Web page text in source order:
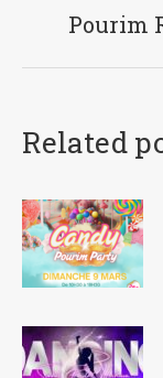
Pourim
Related